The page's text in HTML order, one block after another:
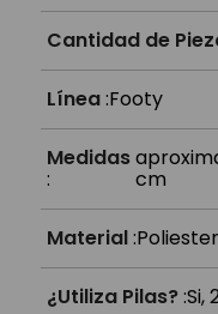
Cantidad de
Línea:Footy
Medidas
: cm
Material:Poliester
¿Utiliza Pilas?:Si,